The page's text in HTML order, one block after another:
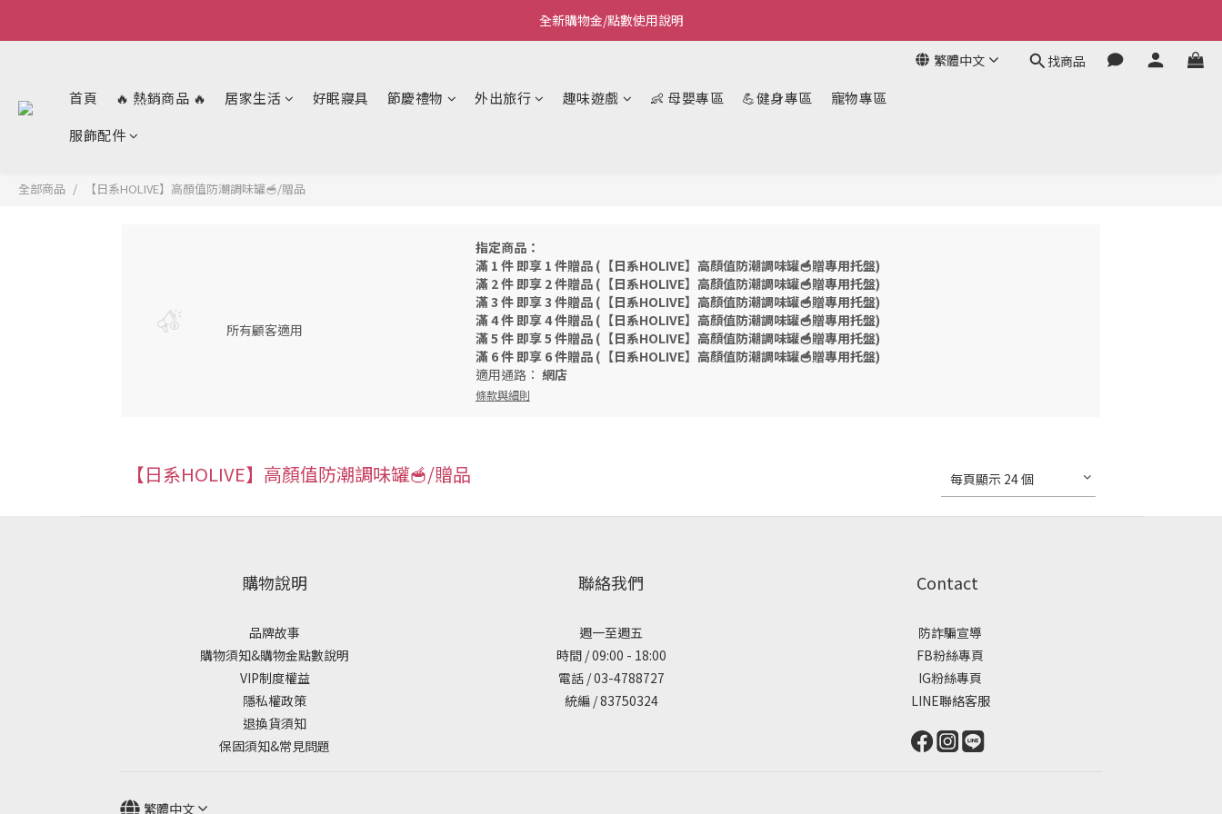
Welcome~私藏生活~
全新購物金/點數使用說明
繁體中文 找商品
首頁 🔥 熱銷商品 🔥 居家生活 好眠寢具 節慶禮物 外出旅行 趣味遊戲 👶 母嬰專區 💪健身專區
寵物專區
服飾配件
全部商品 【日系HOLIVE】高顏值防潮調味罐🥣/贈品
所有顧客適用
指定商品：
滿 1 件 即享 1 件贈品 (【日系HOLIVE】高顏值防潮調味罐🥣贈專用托盤)
滿 2 件 即享 2 件贈品 (【日系HOLIVE】高顏值防潮調味罐🥣贈專用托盤)
滿 3 件 即享 3 件贈品 (【日系HOLIVE】高顏值防潮調味罐🥣贈專用托盤)
滿 4 件 即享 4 件贈品 (【日系HOLIVE】高顏值防潮調味罐🥣贈專用托盤)
滿 5 件 即享 5 件贈品 (【日系HOLIVE】高顏值防潮調味罐🥣贈專用托盤)
滿 6 件 即享 6 件贈品 (【日系HOLIVE】高顏值防潮調味罐🥣贈專用托盤)
適用通路： 網店
條款與細則
【日系HOLIVE】高顏值防潮調味罐🥣/贈品 每頁顯示 24 個
購物說明
品牌故事
購物須知&購物金點數說明
VIP制度權益
隱私權政策
退換貨須知
保固須知&常見問題
聯絡我們
週一至週五
時間 / 09:00 - 18:00
電話 / 03-4788727
統編 / 83750324
Contact
防詐騙宣導
FB粉絲專頁
IG粉絲專頁
LINE聯絡客服
繁體中文